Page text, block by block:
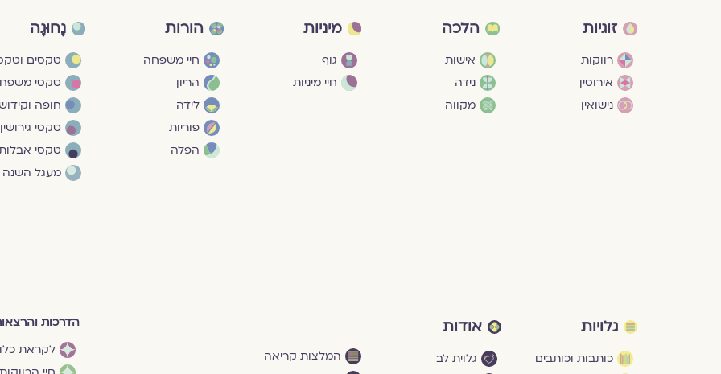
זוגיות
רווקות
אירוסין
נישואין
הלכה
אישות
נידה
מקווה
מיניות
גוף
חיי מיניות
הורות
חיי משפחה
הריון
לידה
פוריות
הפלה
נָחוּגָה
טקסים
טקסי
חופה
טקסי גירושין
טקסי
מעגל השנה
גלויות
כותבות וכותבים
אודות
גלוית לב
המלצות קריאה
הדרכות
לקראת